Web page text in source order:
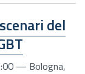
del
— Bologna,